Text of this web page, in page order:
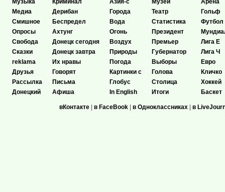
Медиа
Смишное
Опросы
Свобода
Сказки
reklama
Друзья
Рассылка
Донецкий
Дерибан
Беспредел
Ахтунг
Донецк сегодня
Донецк завтра
Их нравы
Говорят
Письма
Афиша
Города
Вода
Огонь
Воздух
Природы
Погода
Картинки с
Глобус
In English
Театр
Статистика
Президент
Премьер
Губернатор
Выборы
Голова
Столица
Итоги
Гольф
Футбол
Лига Е
Лига Ч
Евро
Кличко
Хоккей
Баскет
вКонтакте в FaceBook в Одноклассниках в